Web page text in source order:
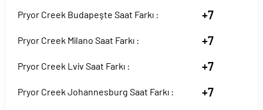
Pryor Creek Budapeşte Saat Farkı : +7
Pryor Creek Milano Saat Farkı : +7
Pryor Creek Lviv Saat Farkı : +7
Pryor Creek Johannesburg Saat Farkı : +7